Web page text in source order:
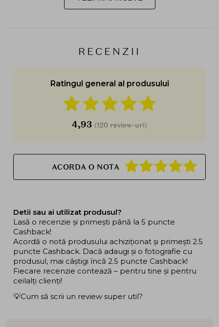
RECENZII
Ratingul general al produsului
4,93 (120 review-uri)
ACORDA O NOTA
Detii sau ai utilizat produsul?
Lasă o recenzie și primești până la 5 puncte
Cashback!
Acordă o notă produsului achiziționat și primești 2.5
puncte Cashback. Dacă adaugi și o fotografie cu
produsul, mai câștigi încă 2.5 puncte Cashback!
Fiecare recenzie contează – pentru tine și pentru
ceilalți clienți!
💡Cum să scrii un review super util?